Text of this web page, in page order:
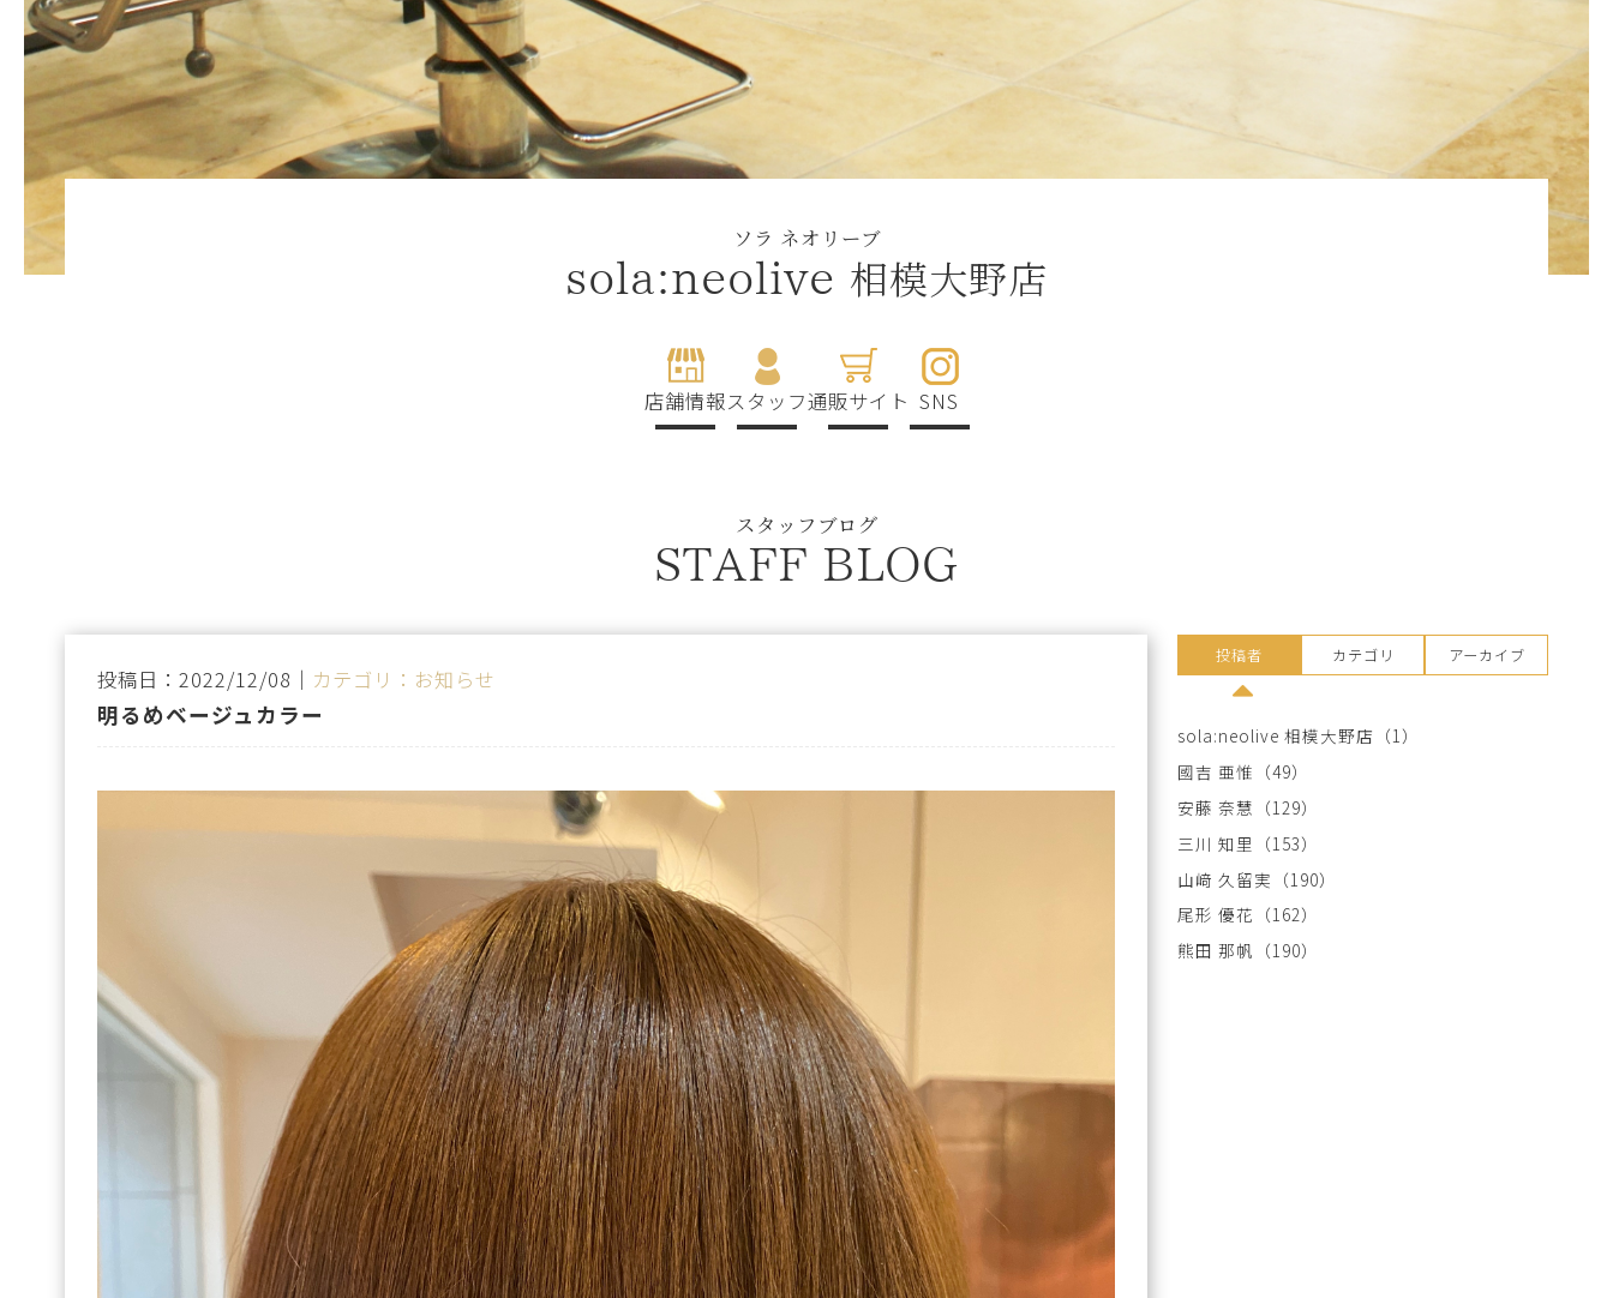
ソラ ネオリーブ
sola:neolive 相模大野店
店舗情報スタッフ通販サイト SNS
スタッフブログ
STAFF BLOG
投稿日：2022/12/08｜ カテゴリ：お知らせ
明るめベージュカラー
投稿者 カテゴリ アーカイブ
sola:neolive 相模大野店 （1）
國吉 亜惟 （49）
安藤 奈慧 （129）
三川 知里
（153）
山﨑 久留実 （190）
尾形 優花 （162）
熊田 那帆 （190）